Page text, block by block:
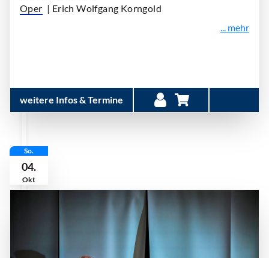
Oper | Erich Wolfgang Korngold
... mehr
weitere Infos & Termine
So.
04.
Okt